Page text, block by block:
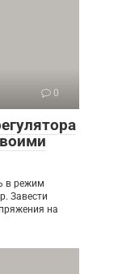
0
в режим
Завести
на